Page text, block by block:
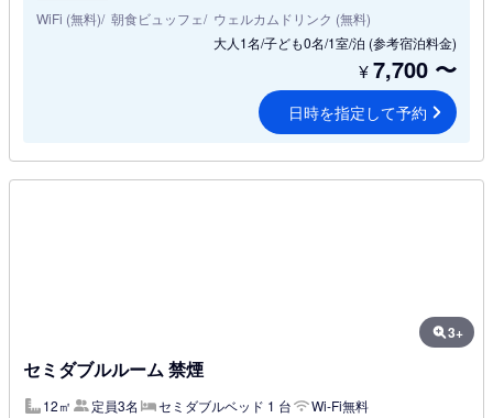
WiFi (無料) 朝食ビュッフェ
ウェルカムドリンク (無料)
大人1名/子ども0名/1室/泊 (参考宿泊料金)
¥7,700 〜
日時を指定して予約
3+
セミダブルルーム 禁煙
12㎡ 定員3名 セミダブルベッド 1 台
Wi-Fi無料